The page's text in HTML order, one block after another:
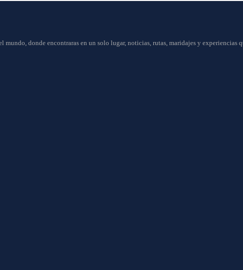
donde encontraras en un solo lugar, noticias, rutas, maridajes y